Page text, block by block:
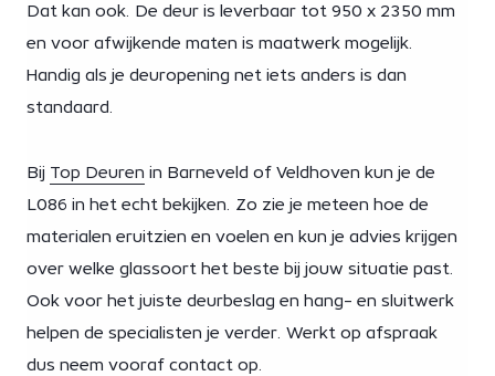
Dat kan ook. De deur is leverbaar tot 950 x 2350 mm
en voor afwijkende maten is maatwerk mogelijk.
Handig als je deuropening net iets anders is dan
standaard.
Bij Top Deuren in Barneveld of Veldhoven kun je de
L086 in het echt bekijken. Zo zie je meteen hoe de
materialen eruitzien en voelen en kun je advies krijgen
over welke glassoort het beste bij jouw situatie past.
Ook voor het juiste deurbeslag en hang- en sluitwerk
helpen de specialisten je verder. Werkt op afspraak
dus neem vooraf contact op.